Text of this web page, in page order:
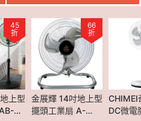
45
折
上型
66
折
金展輝 14吋地上型
擺頭工業扇 A-
CHIMEI
DC微電
68
折
三層網充電式
拍(電量顯示
折
安寶 三層網充電式
電蚊拍(電量顯示
勳風 20
兩用不